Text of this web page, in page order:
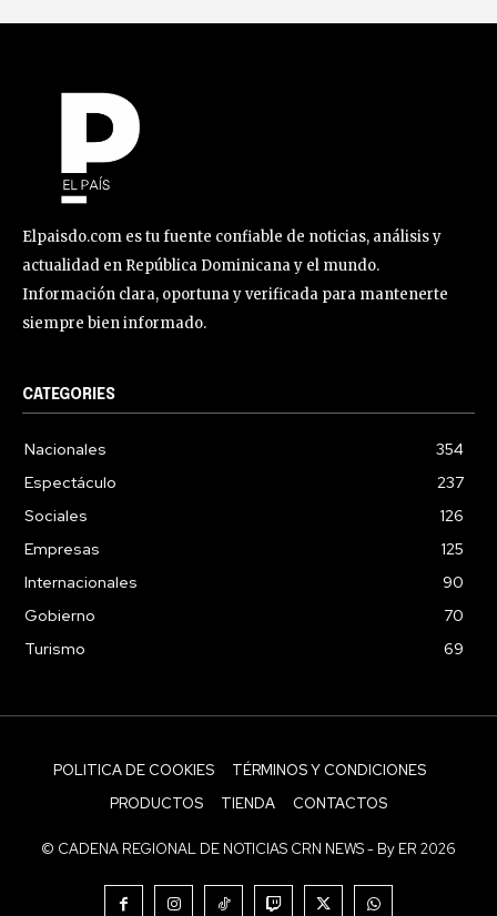
Elpaisdo.com es tu fuente confiable de noticias, análisis y
actualidad en República Dominicana y el mundo.
Información clara, oportuna y verificada para mantenerte
siempre bien informado.
CATEGORIES
Nacionales
354
Espectáculo
237
Sociales
126
Empresas
125
Internacionales
90
Gobierno
70
Turismo
69
POLITICA DE COOKIES
TÉRMINOS Y CONDICIONES
PRODUCTOS
TIENDA CONTACTOS
© CADENA REGIONAL DE NOTICIAS CRN NEWS - By ER 2026